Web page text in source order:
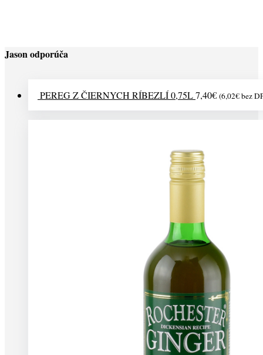
Jason odporúča
PEREG Z ČIERNYCH RÍBEZLÍ 0,75L7,40€ (6,02€bez